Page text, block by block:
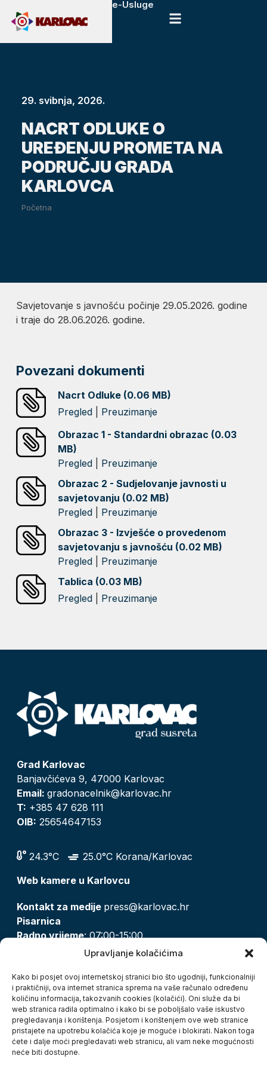
Upravljanje kolačićima
Kako bi posjet ovoj internetskoj stranici bio što ugodniji, funkcionalniji
i praktičniji, ova internet stranica sprema na vaše računalo određenu
količinu informacija, takozvanih cookies (kolačići). Oni služe da bi
web stranica radila optimalno i kako bi se poboljšalo vaše iskustvo
pregledavanja i korištenja. Posjetom i korištenjem ove web stranice
pristajete na upotrebu kolačića koje je moguće i blokirati. Nakon toga
ćete i dalje moći pregledavati web stranicu, ali vam neke mogućnosti
neće biti dostupne.
e-Usluge
29. svibnja, 2026.
NACRT ODLUKE O
UREĐENJU PROMETA NA
PODRUČJU GRADA
KARLOVCA
Početna
Savjetovanje s javnošću počinje 29.05.2026. godine
i traje do 28.06.2026. godine.
Povezani dokumenti
Nacrt Odluke (0.06 MB)
Pregled
Preuzimanje
Obrazac 1 - Standardni obrazac (0.03
MB)
Pregled
Preuzimanje
Obrazac 2 - Sudjelovanje javnosti u
savjetovanju (0.02 MB)
Pregled
Preuzimanje
Obrazac 3 - Izvješće o provedenom
savjetovanju s javnošću (0.02 MB)
Pregled
Preuzimanje
Tablica (0.03 MB)
Pregled
Preuzimanje
Grad Karlovac
Banjavčićeva 9, 47000 Karlovac
Email: gradonacelnik@karlovac.hr
T: +385 47 628 111
OIB: 25654647153
24.3°C
25.0°C Korana/Karlovac
Web kamere u Karlovcu
Kontakt za medije press@karlovac.hr
Pisarnica
Radno vrijeme: 07:00-15:00
pisarnica@karlovac.hr
Zaštita osobnih podataka
Pristup informacijama
Kolačići
Izjava o pristupačnosti